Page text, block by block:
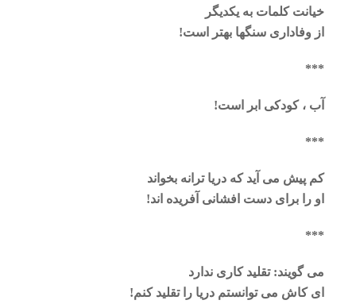
خیانت کلمات به یکدیگر
از وفاداری سنگها بهتر است!
***
آب ، کودکی ابر است!
***
کم پیش می آید که دریا ترانه بخواند
او را برای دست افشانی آفریده اند!
***
می گویند: تقلید کاری ندارد
ای کاش می توانستم دریا را تقلید کنم!